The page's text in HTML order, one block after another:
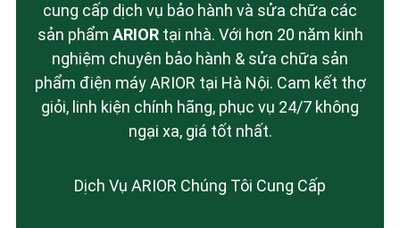
cung cấp dịch vụ bảo hành và sửa chữa các
sản phẩm ARIORtại nhà. Với hơn 20 năm kinh
nghiệm chuyên bảo hành & sửa chữa sản
phẩm điện máy ARIOR tại Hà Nội. Cam kết thợ
giỏi, linh kiện chính hãng, phục vụ 24/7 không
ngại xa, giá tốt nhất.
Dịch Vụ ARIOR Chúng Tôi Cung Cấp